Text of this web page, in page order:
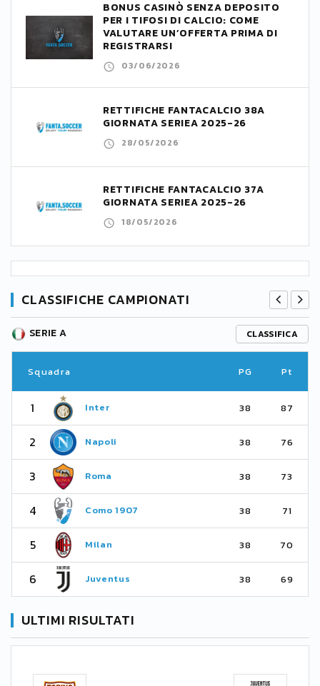
BONUS CASINÒ SENZA DEPOSITO
PER I TIFOSI DI CALCIO: COME
VALUTARE UN’OFFERTA PRIMA DI
REGISTRARSI
03/06/2026
RETTIFICHE FANTACALCIO 38A
GIORNATA SERIEA 2025-26
28/05/2026
RETTIFICHE FANTACALCIO 37A
GIORNATA SERIEA 2025-26
18/05/2026
CLASSIFICHE CAMPIONATI
SERIE A CLASSIFICA
Squadra PG Pt
1 Inter 38 87
2 Napoli 38 76
3 Roma 38 73
4 Como 1907 38 71
5 Milan 38 70
6 Juventus 38 69
ULTIMI RISULTATI